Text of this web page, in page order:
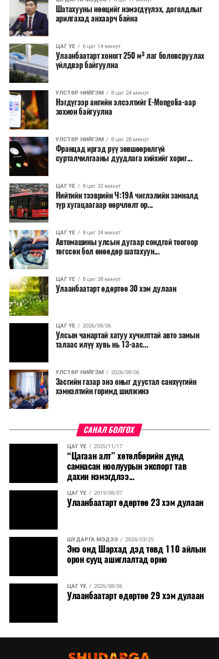
болон арилжааны банкуудтай хамтран стратегийн
бүтээгдэхүүний нөөц бүрдүүлэх, хадгалах, түгээх,
борлуулах бүх шатанд цахим төлбөрийн баримт
үйлдэж, бүртгэлийг ил тод болгох юм.
2026 оны намар бэлтгэж, 2027 оны хавар худалдаанд
гаргах нөөцийн махны бүрдүүлэлтэд Нийслэлийн
Засаг дарга Б.Пүрэвдагваг онцгойлон анхаарч
ажиллахыг Ерөнхий сайд үүрэг болгожээ.
Нөөцийн махыг цахим системд бүртгэснээр мах
бэлтгэлийн явц, нөөцийн үлдэгдэл ил тод болно. Мөн
хөнгөлөлттэй зээлийг зориулалтын бусаар ашиглах
явдлыг таслан зогсоох, хүртээмжийг нэмэгдүүлэх,
өрсөлдөөнийг бий болгох боломжтой гэж үзжээ.
Иргэд агуулах, үйлдвэрээс махаа шууд худалдан авах,
малчид системээр дамжуулан бүтээгдэхүүнээ
эцсийн хэрэглэгчид борлуулах боломж бүрдэх юм.
Түүнчлэн түлш, улаанбуудай, хүнсний ногооны нөөц
бүрдүүлэх зоорь, агуулах барих аж ахуйн нэгжүүдэд
хөнгөлөлттэй зээл олгох, цахилгааны хөнгөлөлт
Шатахууны нөөцийг нэмэгдүүлэх, доголдлыг
арилгахад анхаарч байна
ЦАГ ҮЕ 6 цаг 14 минут
Улаанбаатарт хоногт 250 м³ лаг боловсруулах
үйлдвэр байгуулна
УЛСТӨР НИЙГЭМ 8 цаг 24 минут
Нэгдүгээр ангийн элсэлтийг E-Mongolia-аар
зохион байгуулна
УЛСТӨР НИЙГЭМ 8 цаг 28 минут
Францад иргэд рүү зөвшөөрөлгүй
сурталчилгааны дуудлага хийхийг хориг...
ЦАГ ҮЕ 8 цаг 32 минут
Нийтийн тээврийн Ч:19А чиглэлийн замналд
түр хугацаагаар өөрчлөлт ор...
ЦАГ ҮЕ 8 цаг 34 минут
Автомашины улсын дугаар сондгой тоогоор
төгссөн бол өнөөдөр шатахуун...
ЦАГ ҮЕ 8 цаг 38 минут
Улаанбаатарт өдөртөө 30 хэм дулаан
ЦАГ ҮЕ 2026/08/06
Улсын чанартай хатуу хучилттай авто замын
талаас илүү хувь нь 13-аас...
УЛСТӨР НИЙГЭМ 2026/08/06
Засгийн газар энэ оныг дуустал санхүүгийн
хэмнэлтийн горимд шилжинэ
САНАЛ БОЛГОХ
ЦАГ ҮЕ 2025/11/17
“Цагаан алт” хөтөлбөрийн дүнд
самнасан ноолуурын экспорт тав
дахин нэмэгдлээ...
ЦАГ ҮЕ 2019/08/07
Улаанбаатарт өдөртөө 23 хэм дулаан
ШУДАРГА МЭДЭЭ 2024/03/25
Энэ онд Шархад дэд төвд 110 айлын
орон сууц ашиглалтад орно
ЦАГ ҮЕ 2026/08/06
Улаанбаатарт өдөртөө 29 хэм дулаан